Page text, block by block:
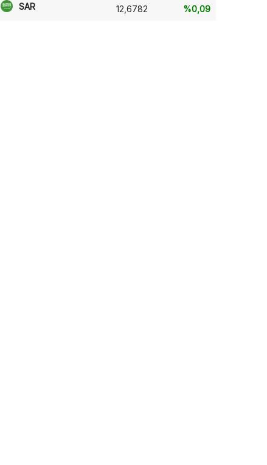
SAR 12,6782 %0,09